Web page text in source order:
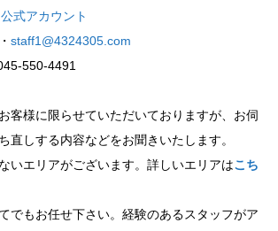
公式アカウント
staff1@4324305.com
550-4491
客様に限らせていただいておりますが、お伺
直しする内容などをお聞きいたします。
いエリアがございます。詳しいエリアはこち
でもお任せ下さい。経験のあるスタッフがア